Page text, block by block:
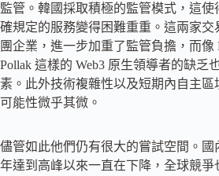
監管。韓國採取積極的監管模式，這使
確規定的服務變得困難重重。這兩家交
團企業，進一步加重了監管負擔，而像
Pollak 這樣的 Web3 原生領導者的缺乏
素。此外技術複雜性以及短期內自主區
可能性微乎其微。
儘管如此他們仍有很大的嘗試空間。國
年達到高峰以來一直在下降，全球競爭